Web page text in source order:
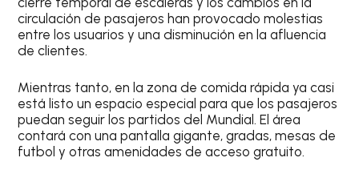
circulación de pasajeros han provocado molestias
entre los usuarios y una disminución en la afluencia
de clientes.
Mientras tanto, en la zona de comida rápida ya casi
está listo un espacio especial para que los pasajeros
puedan seguir los partidos del Mundial. El área
contará con una pantalla gigante, gradas, mesas de
futbol y otras amenidades de acceso gratuito.